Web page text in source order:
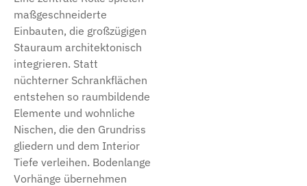
maßgeschneiderte
Einbauten, die großzügigen
Stauraum architektonisch
integrieren. Statt
nüchterner Schrankflächen
entstehen so raumbildende
Elemente und wohnliche
Nischen, die den Grundriss
gliedern und dem Interior
Tiefe verleihen. Bodenlange
Vorhänge übernehmen